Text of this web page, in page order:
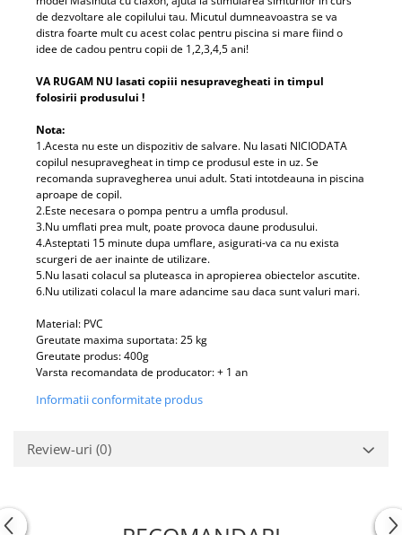
de dezvoltare ale copilului tau. Micutul dumneavoastra se va
distra foarte mult cu acest colac pentru piscina si mare fiind o
idee de cadou pentru copii de 1,2,3,4,5 ani!
VA RUGAM NU lasati copiii nesupravegheati in timpul
folosirii produsului !
Nota:
1.Acesta nu este un dispozitiv de salvare. Nu lasati NICIODATA
copilul nesupravegheat in timp ce produsul este in uz. Se
recomanda supravegherea unui adult. Stati intotdeauna in piscina
aproape de copil.
2.Este necesara o pompa pentru a umfla produsul.
3.Nu umflati prea mult, poate provoca daune produsului.
4.Asteptati 15 minute dupa umflare, asigurati-va ca nu exista
scurgeri de aer inainte de utilizare.
5.Nu lasati colacul sa pluteasca in apropierea obiectelor ascutite.
6.Nu utilizati colacul la mare adancime sau daca sunt valuri mari.
Material: PVC
Greutate maxima suportata: 25 kg
Greutate produs: 400g
Varsta recomandata de producator: + 1 an
Informatii conformitate produs
Review-uri (0)